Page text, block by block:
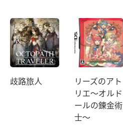
歧路旅人
リーズのアト
リエ〜オルド
ールの錬金術
士〜